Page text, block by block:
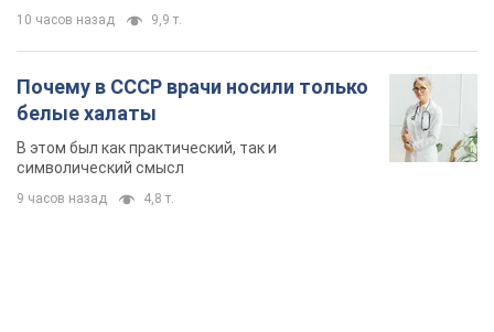
10 часов назад 9,9 т.
Почему в СССР врачи носили только
белые халаты
В этом был как практический, так и
символический смысл
9 часов назад 4,8 т.